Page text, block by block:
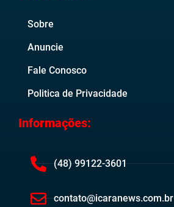
Sobre
Anuncie
Fale Conosco
Politica de Privacidade
Informações:
(48) 99122-3601
contato@icaranews.com.br